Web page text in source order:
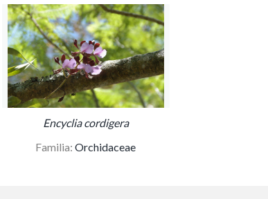
Encyclia cordigera
Familia:Orchidaceae